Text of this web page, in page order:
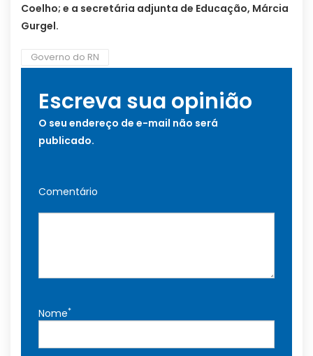
Coelho; e a secretária adjunta de Educação, Márcia
Gurgel.
Governo do RN
Escreva sua opinião
O seu endereço de e-mail não será
publicado.
Comentário
Nome*